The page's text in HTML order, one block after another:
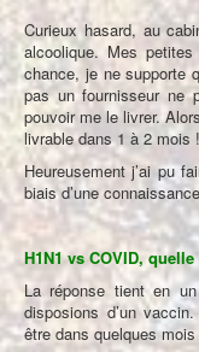
Curieux hasard, au
alcoolique. Mes
chance, je ne supporte
pas un fournisseur ne
pouvoir me le livrer.
livrable dans 1 à 2
Heureusement j’ai pu
biais d’une
H1N1 vs COVID,
La réponse tient en
disposions d’un
être dans quelques